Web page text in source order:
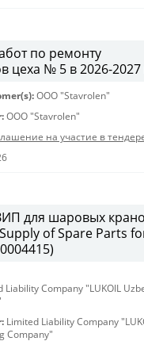
по ремонту
цеха № 5 в 2026-2027
OOO "Stavrolen"
OOO "Stavrolen"
на участие в
для шаровых
of Spare Parts
Liability Company "LUKOIL
Limited Liability Company
Company"